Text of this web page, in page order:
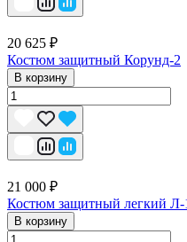
20 625 ₽
Костюм защитный Корунд-2
В корзину
21 000 ₽
Костюм защитный легкий
В корзину